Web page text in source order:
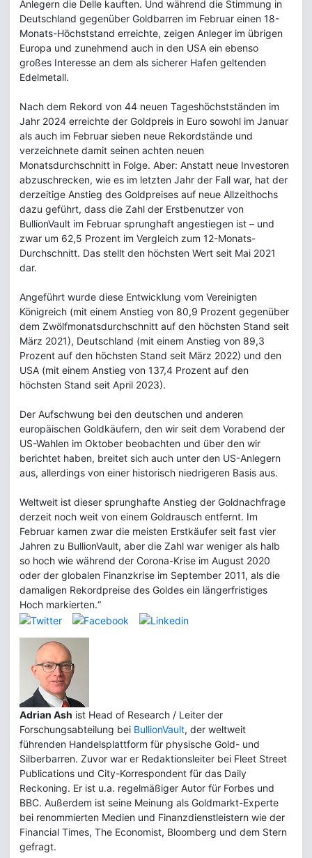
Anlegern die Delle kauften. Und während die Stimmung in
Deutschland gegenüber Goldbarren im Februar einen 18-
Monats-Höchststand erreichte, zeigen Anleger im übrigen
Europa und zunehmend auch in den USA ein ebenso
großes Interesse an dem als sicherer Hafen geltenden
Edelmetall.
Nach dem Rekord von 44 neuen Tageshöchstständen im
Jahr 2024 erreichte der Goldpreis in Euro sowohl im Januar
als auch im Februar sieben neue Rekordstände und
verzeichnete damit seinen achten neuen
Monatsdurchschnitt in Folge. Aber: Anstatt neue Investoren
abzuschrecken, wie es im letzten Jahr der Fall war, hat der
derzeitige Anstieg des Goldpreises auf neue Allzeithochs
dazu geführt, dass die Zahl der Erstbenutzer von
BullionVault im Februar sprunghaft angestiegen ist – und
zwar um 62,5 Prozent im Vergleich zum 12-Monats-
Durchschnitt. Das stellt den höchsten Wert seit Mai 2021
dar.
Angeführt wurde diese Entwicklung vom Vereinigten
Königreich (mit einem Anstieg von 80,9 Prozent gegenüber
dem Zwölfmonatsdurchschnitt auf den höchsten Stand seit
März 2021), Deutschland (mit einem Anstieg von 89,3
Prozent auf den höchsten Stand seit März 2022) und den
USA (mit einem Anstieg von 137,4 Prozent auf den
höchsten Stand seit April 2023).
Der Aufschwung bei den deutschen und anderen
europäischen Goldkäufern, den wir seit dem Vorabend der
US-Wahlen im Oktober beobachten und über den wir
berichtet haben, breitet sich auch unter den US-Anlegern
aus, allerdings von einer historisch niedrigeren Basis aus.
Weltweit ist dieser sprunghafte Anstieg der Goldnachfrage
derzeit noch weit von einem Goldrausch entfernt. Im
Februar kamen zwar die meisten Erstkäufer seit fast vier
Jahren zu BullionVault, aber die Zahl war weniger als halb
so hoch wie während der Corona-Krise im August 2020
oder der globalen Finanzkrise im September 2011, als die
damaligen Rekordpreise des Goldes ein längerfristiges
Hoch markierten.“
Adrian Ash ist Head of Research / Leiter der
Forschungsabteilung bei BullionVault, der weltweit
führenden Handelsplattform für physische Gold- und
Silberbarren. Zuvor war er Redaktionsleiter bei Fleet Street
Publications und City-Korrespondent für das Daily
Reckoning. Er ist u.a. regelmäßiger Autor für Forbes und
BBC. Außerdem ist seine Meinung als Goldmarkt-Experte
bei renommierten Medien und Finanzdienstleistern wie der
Financial Times, The Economist, Bloomberg und dem Stern
gefragt.